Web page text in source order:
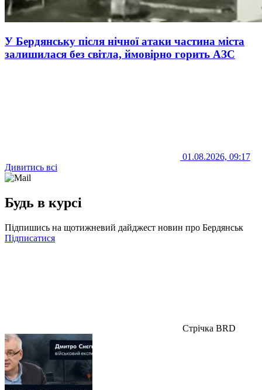
У Бердянську після нічної атаки частина міста
залишилася без світла, ймовірно горить АЗС
01.08.2026, 09:17
Дивитись всі
Будь в курсі
Підпишись на щотижневий дайджест новин про Бердянськ
Підписатися
Стрічка BRD